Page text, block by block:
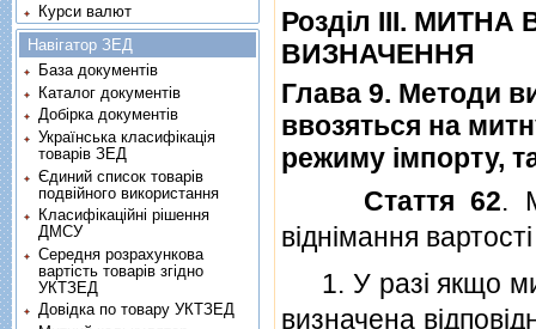
Роздiл III. МИТНА
ВИЗНАЧЕННЯ
Глава 9. Методи
ввозяться на
режиму iмпорту,
Стаття 62.
вiднiмання вартостi
1. У разi якщо
визначена
Курси валют
Навігатор ЗЕД
База документів
Каталог документів
Добірка документів
Українська класифікація
товарів ЗЕД
Єдиний список товарів
подвійного використання
Класифікаційні рішення
ДМСУ
Середня розрахункова
вартість товарів згідно
УКТЗЕД
Довідка по товару УКТЗЕД